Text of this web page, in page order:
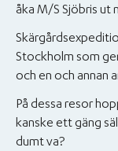
åka M/S Sjöbris ut
Stockholm som
och en och annan
På dessa resor
kanske ett gäng
dumt va?